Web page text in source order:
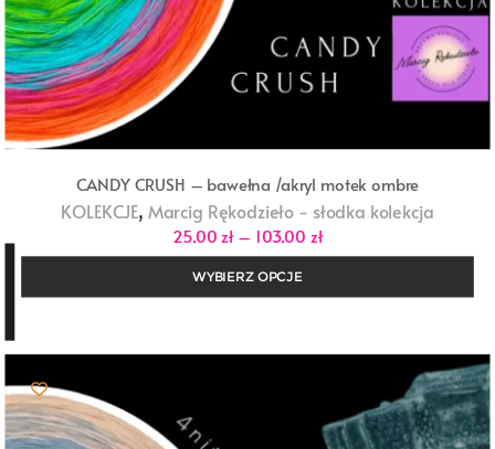
CANDY CRUSH – bawełna /akryl motek ombre
KOLEKCJE, Marcig Rękodzieło - słodka kolekcja
25,00 zł – 103,00 złZakres
cen:
do
WYBIERZ OPCJE